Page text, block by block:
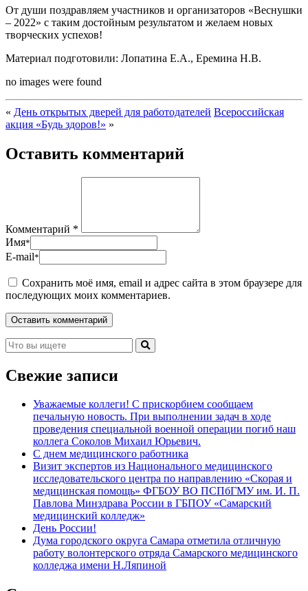
От души поздравляем участников и организаторов «Веснушки
– 2022» с таким достойным результатом и желаем новых
творческих успехов!
Материал подготовили: Лопатина Е.А., Еремина Н.В.
no images were found
« День открытых дверей для работодателей Всероссийская
акция «Будь здоров!» »
Оставить комментарий
Комментарий *
Имя*
E-mail*
Сохранить моё имя, email и адрес сайта в этом браузере для
последующих моих комментариев.
Свежие записи
Уважаемые коллеги! С прискорбием сообщаем
печальную новость. При выполнении задач в ходе
проведения специальной военной операции погиб наш
коллега Соколов Михаил Юрьевич.
С днем медицинского работника
Визит экспертов из Национального медицинского
исследовательского центра по направлению «Скорая и
медицинская помощь» ФГБОУ ВО ПСПбГМУ им. И. П.
Павлова Минздрава России в ГБПОУ «Самарский
медицинский колледж»
День России!
Дума городского округа Самара отметила отличную
работу волонтерского отряда Самарского медицинского
колледжа имени Н.Ляпиной